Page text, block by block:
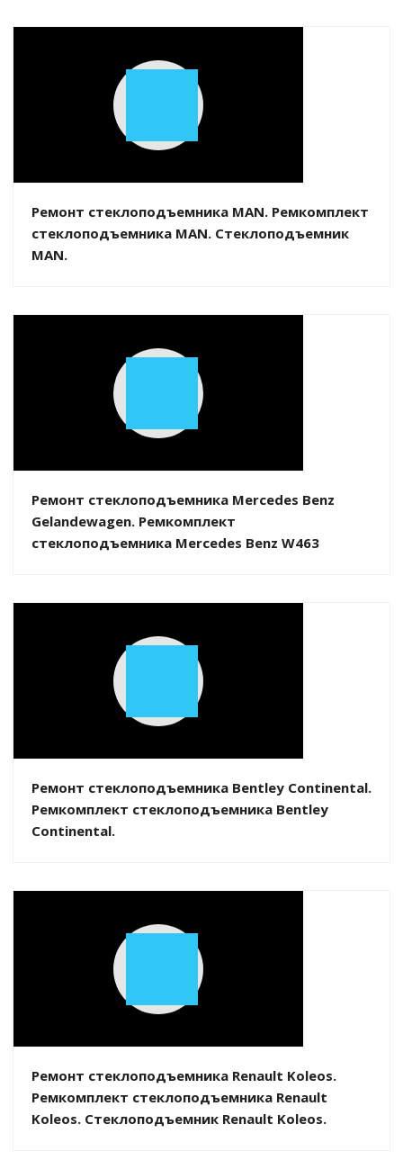
Play
Ремонт стеклоподъемника MAN. Ремкомплект
стеклоподъемника MAN. Стеклоподъемник
MAN.
Play
Ремонт стеклоподъемника Mercedes Benz
Gelandewagen. Ремкомплект
стеклоподъемника Mercedes Benz W463
Play
Ремонт стеклоподъемника Bentley Continental.
Ремкомплект стеклоподъемника Bentley
Continental.
Play
Ремонт стеклоподъемника Renault Koleos.
Ремкомплект стеклоподъемника Renault
Koleos. Стеклоподъемник Renault Koleos.